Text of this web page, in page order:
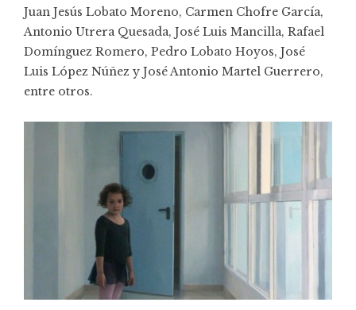
Juan Jesús Lobato Moreno, Carmen Chofre García,
Antonio Utrera Quesada, José Luis Mancilla, Rafael
Domínguez Romero, Pedro Lobato Hoyos, José
Luis López Núñez y José Antonio Martel Guerrero,
entre otros.